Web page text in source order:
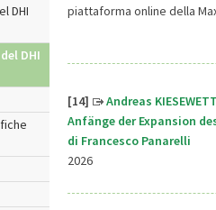
DHI
DHI
piattaforma online della
[14]
Andreas
Anfänge der Expansion
di Francesco Panarelli
2026